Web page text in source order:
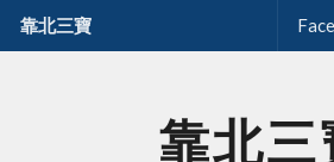
靠北三寶
靠北三